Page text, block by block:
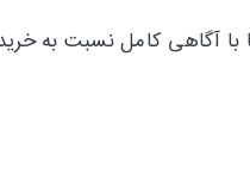
با آگاهی کامل نسبت به